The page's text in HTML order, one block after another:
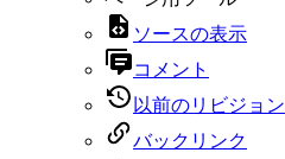
ソースの表示
コメント
以前のリビジョン
バックリンク